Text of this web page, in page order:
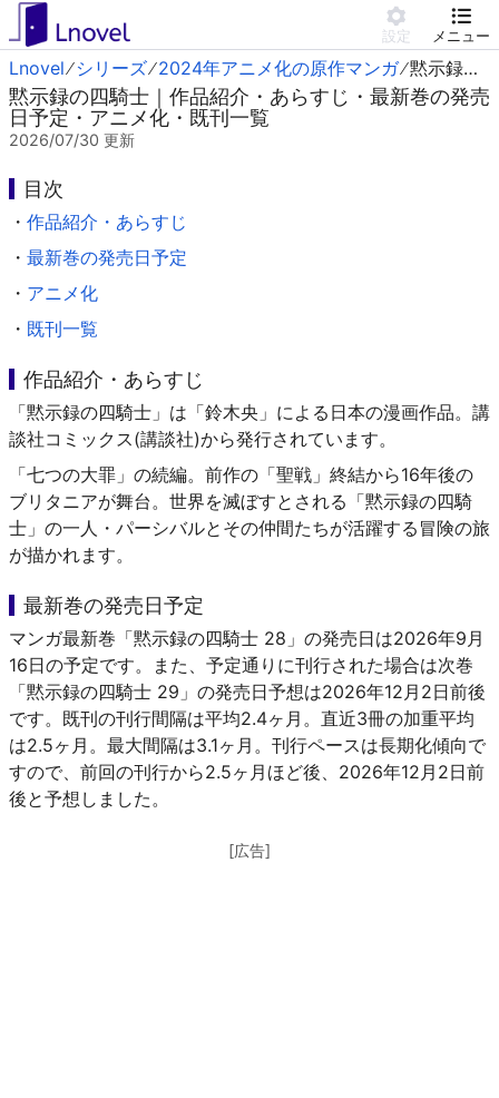
設定 メニュー
Lnovel シリーズ 2024年アニメ化の原作マンガ 黙示録の四騎士
黙示録の四騎士｜作品紹介・あらすじ・最新巻の発売
日予定・アニメ化・既刊一覧
2026/07/30 更新
目次
・ 作品紹介・あらすじ
・ 最新巻の発売日予定
・ アニメ化
・ 既刊一覧
作品紹介・あらすじ
「黙示録の四騎士」は「鈴木央」による日本の漫画作品。講
談社コミックス(講談社)から発行されています。
「七つの大罪」の続編。前作の「聖戦」終結から16年後の
ブリタニアが舞台。世界を滅ぼすとされる「黙示録の四騎
士」の一人・パーシバルとその仲間たちが活躍する冒険の旅
が描かれます。
最新巻の発売日予定
マンガ最新巻「黙示録の四騎士 28」の発売日は2026年9月
16日の予定です。また、予定通りに刊行された場合は次巻
「黙示録の四騎士 29」の発売日予想は2026年12月2日前後
です。既刊の刊行間隔は平均2.4ヶ月。直近3冊の加重平均
は2.5ヶ月。最大間隔は3.1ヶ月。刊行ペースは長期化傾向で
すので、前回の刊行から2.5ヶ月ほど後、2026年12月2日前
後と予想しました。
[広告]